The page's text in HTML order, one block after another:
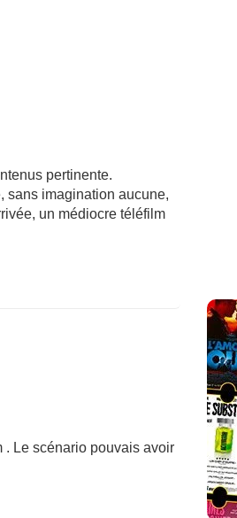
pertinente.
sans imagination aucune,
un médiocre téléfilm
. Le scénario pouvais avoir